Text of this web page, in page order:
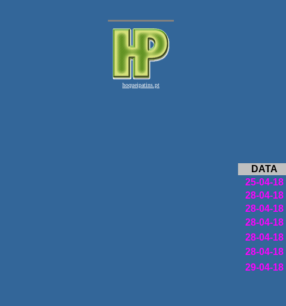
DATA
25-04-18
28-04-18
28-04-18
28-04-18
28-04-18
28-04-18
29-04-18